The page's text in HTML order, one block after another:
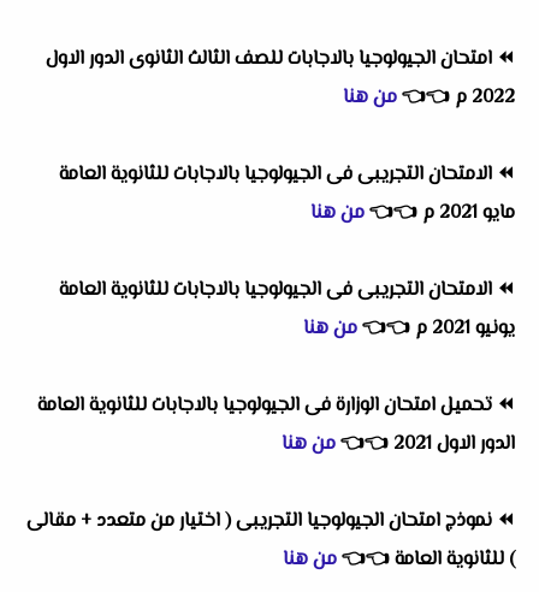
⏪ امتحان الجيولوجيا بالاجابات للصف الثالث الثانوى الدور الاول
2022 م
👈
👈من هنا
⏪ الامتحان التجريبى فى الجيولوجيا بالاجابات للثانوية العامة
مايو 2021 م
👈
👈من هنا
⏪ الامتحان التجريبى فى الجيولوجيا بالاجابات للثانوية العامة
يونيو 2021 م
👈
👈من هنا
⏪ تحميل امتحان الوزارة فى الجيولوجيا بالاجابات للثانوية العامة
الدور الاول 2021
👈
👈من هنا
⏪ نموذج امتحان الجيولوجيا التجريبى ( اختيار من متعدد + مقالى
) للثانوية العامة👈
👈من هنا